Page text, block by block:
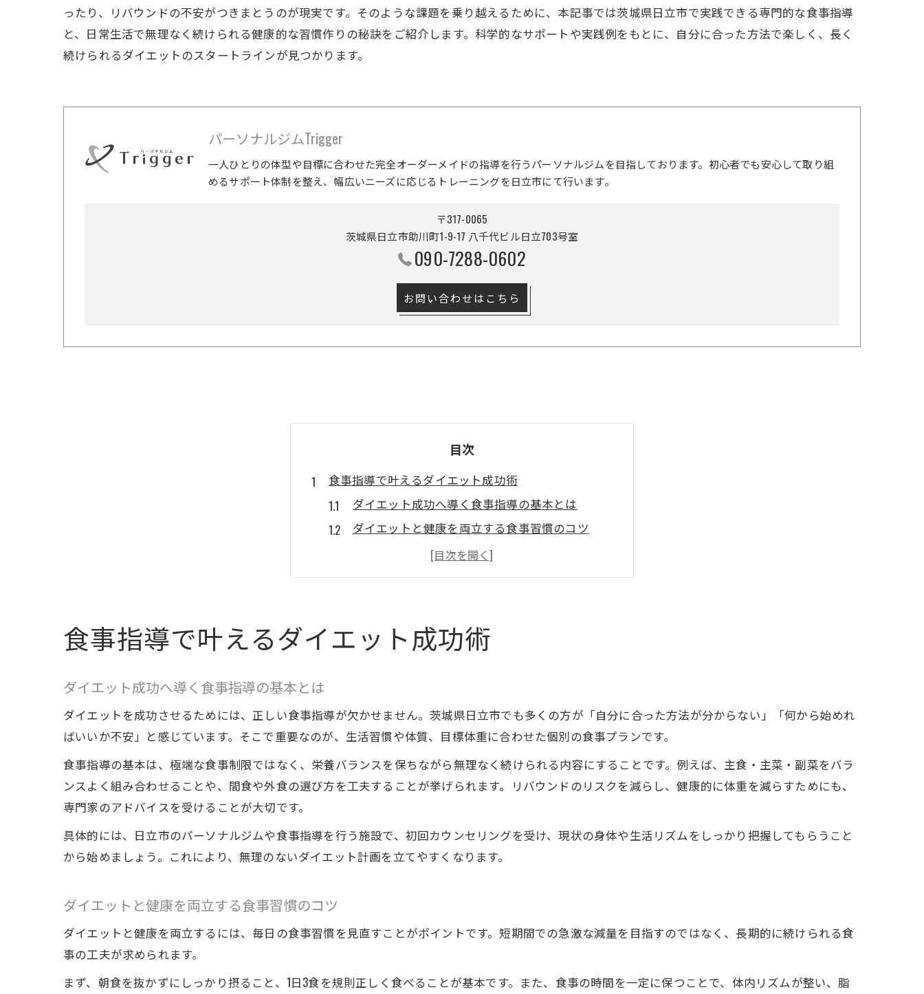
ったり、リバウンドの不安がつきまとうのが現実です。そのような課題を乗り越えるために、本記事では茨城県日立市で実践できる専門的な食事指導
と、日常生活で無理なく続けられる健康的な習慣作りの秘訣をご紹介します。科学的なサポートや実践例をもとに、自分に合った方法で楽しく、長く
続けられるダイエットのスタートラインが見つかります。
パーソナルジムTrigger
一人ひとりの体型や目標に合わせた完全オーダーメイドの指導を行うパーソナルジムを目指しております。初心者でも安心して取り組
めるサポート体制を整え、幅広いニーズに応じるトレーニングを日立市にて行います。
〒317-0065
茨城県日立市助川町1-9-17 八千代ビル日立703号室
090-7288-0602
お問い合わせはこちら
目次
食事指導で叶えるダイエット成功術
ダイエット成功へ導く食事指導の基本とは
ダイエットと健康を両立する食事習慣のコツ
ダイエットを支える食事アドバイスの活用法
日常生活に溶け込むダイエット食事指導の実践
無理なく続ける健康的ダイエットの極意
ダイエットを無理なく続ける食事習慣作り
あなたの体質に合う無理のないダイエット戦略
生活リズムに合わせた健康的ダイエットの工夫
あなたに合った食事指導の選び方
ダイエット目標別の食事指導の選定ポイント
パーソナルな食事指導がダイエット成功の鍵
専門家のアドバイスを活かしたダイエット選び
ダイエット習慣を生活に根付かせる方法
ダイエット生活を定着させるコツと工夫
無理なく続くダイエット習慣の作り方
食事指導で叶えるダイエット成功術
ダイエット成功へ導く食事指導の基本とは
ダイエットを成功させるためには、正しい食事指導が欠かせません。茨城県日立市でも多くの方が「自分に合った方法が分からない」「何から始めれ
ばいいか不安」と感じています。そこで重要なのが、生活習慣や体質、目標体重に合わせた個別の食事プランです。
食事指導の基本は、極端な食事制限ではなく、栄養バランスを保ちながら無理なく続けられる内容にすることです。例えば、主食・主菜・副菜をバラ
ンスよく組み合わせることや、間食や外食の選び方を工夫することが挙げられます。リバウンドのリスクを減らし、健康的に体重を減らすためにも、
専門家のアドバイスを受けることが大切です。
具体的には、日立市のパーソナルジムや食事指導を行う施設で、初回カウンセリングを受け、現状の身体や生活リズムをしっかり把握してもらうこと
から始めましょう。これにより、無理のないダイエット計画を立てやすくなります。
ダイエットと健康を両立する食事習慣のコツ
ダイエットと健康を両立するには、毎日の食事習慣を見直すことがポイントです。短期間での急激な減量を目指すのではなく、長期的に続けられる食
事の工夫が求められます。
まず、朝食を抜かずにしっかり摂ること、1日3食を規則正しく食べることが基本です。また、食事の時間を一定に保つことで、体内リズムが整い、脂